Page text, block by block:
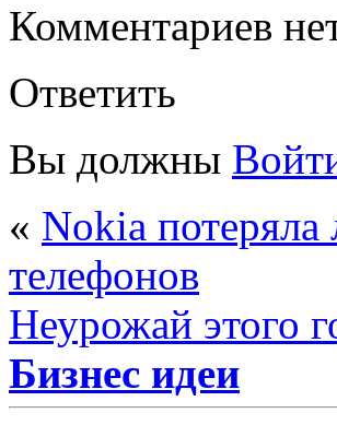
Комментариев
Ответить
Вы должны
« Nokia потеряла
телефонов
Неурожай этого
Бизнес идеи